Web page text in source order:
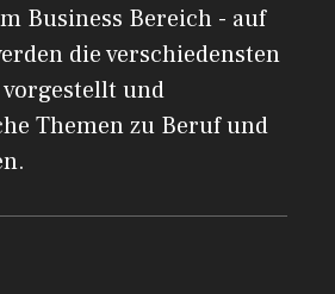
Business Bereich - auf
die verschiedensten
und
Themen zu Beruf und